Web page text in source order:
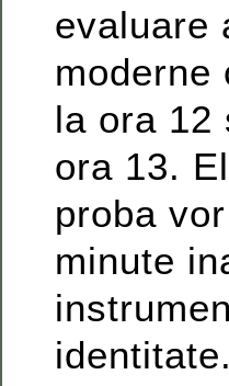
evaluare
moderne
la ora 12
ora 13.
proba
minute
identitate.